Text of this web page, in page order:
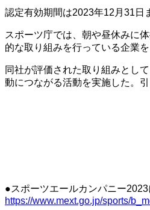
認定有効期間は2023年12月31日
スポーツ庁では、朝や昼休みに
的な取り組みを行っている企業
同社が評価された取り組みとし
動につながる活動を実施した。
●スポーツエールカンパニー2023
https://www.mext.go.jp/sports/